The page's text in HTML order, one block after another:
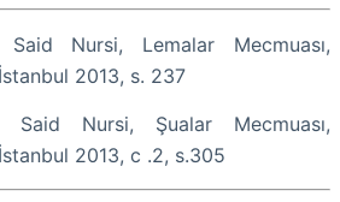
Said Nursi, Lemalar Mecmuası,
2013, s. 237
Said Nursi, Şualar Mecmuası,
2013, c .2, s.305